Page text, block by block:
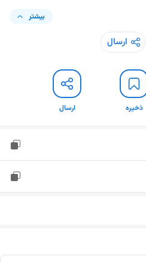
بیشتر
ارسال
ذخیره ارسال